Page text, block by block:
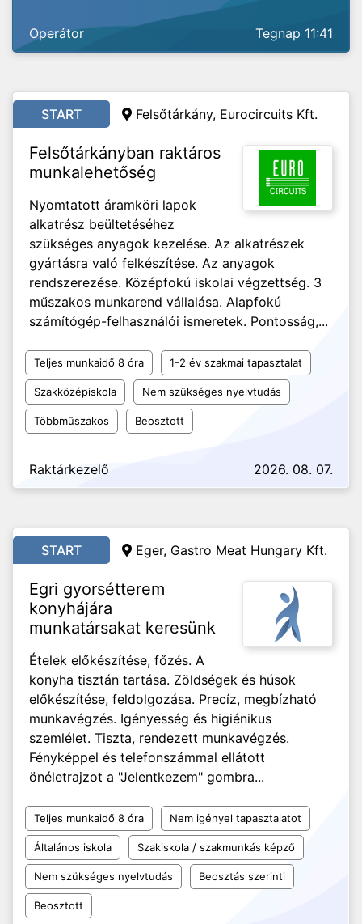
Operátor Tegnap 11:41
START Felsőtárkány, Eurocircuits Kft.
Felsőtárkányban raktáros
munkalehetőség
Nyomtatott áramköri lapok
alkatrész beültetéséhez
szükséges anyagok kezelése. Az alkatrészek
gyártásra való felkészítése. Az anyagok
rendszerezése. Középfokú iskolai végzettség. 3
műszakos munkarend vállalása. Alapfokú
számítógép-felhasználói ismeretek. Pontosság,...
Teljes munkaidő 8 óra 1-2 év szakmai tapasztalat
Szakközépiskola Nem szükséges nyelvtudás
Többműszakos Beosztott
Raktárkezelő 2026. 08. 07.
START Eger, Gastro Meat Hungary Kft.
Egri gyorsétterem
konyhájára
munkatársakat keresünk
Ételek előkészítése, főzés. A
konyha tisztán tartása. Zöldségek és húsok
előkészítése, feldolgozása. Precíz, megbízható
munkavégzés. Igényesség és higiénikus
szemlélet. Tiszta, rendezett munkavégzés.
Fényképpel és telefonszámmal ellátott
önéletrajzot a "Jelentkezem" gombra...
Teljes munkaidő 8 óra Nem igényel tapasztalatot
Általános iskola Szakiskola / szakmunkás képző
Nem szükséges nyelvtudás Beosztás szerinti
Beosztott